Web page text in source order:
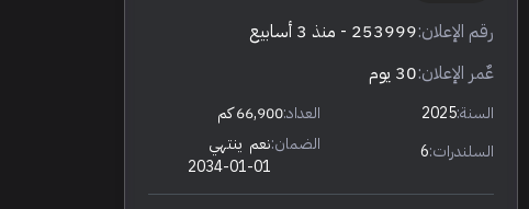
رقم الإعلان:253999 - منذ 3 أسابيع
عٌمر الإعلان:30 يوم
السنة:2025 العداد:66,900 كم
السلندرات:6 الضمان:نعم ينتهي
2034-01-01